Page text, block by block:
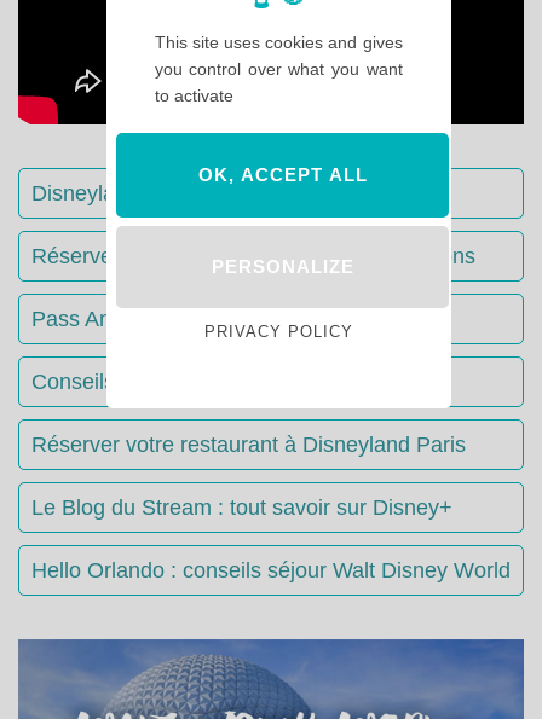
Disneyland Paris : Le guide complet
Réserver votre séjour : toutes les informations
Pass Annuels Disney : informations
Conseils & Astuces Disneyland Paris
Réserver votre restaurant à Disneyland Paris
Le Blog du Stream : tout savoir sur Disney+
Hello Orlando : conseils séjour Walt Disney World
This site uses cookies and gives
you control over what you want
to activate
OK, ACCEPT ALL
PERSONALIZE
PRIVACY POLICY